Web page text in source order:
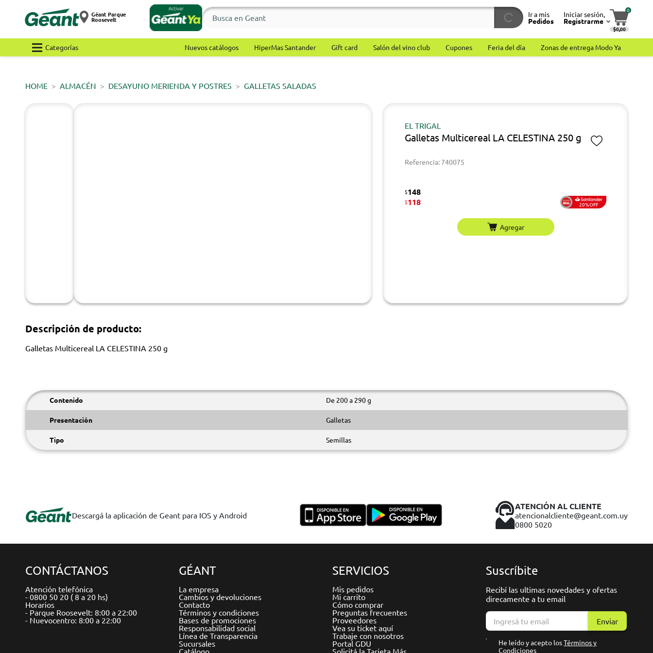
Géant Parque
Roosevelt
Ir a mis
Pedidos
Iniciar sesión,
Registrarme
0
$0,00
Categorías Nuevos catálogos HiperMas Santander Gift card Salón del vino club Cupones Feria del día Zonas de entrega Modo Ya
HOME ALMACÉN DESAYUNO MERIENDA Y POSTRES GALLETAS SALADAS
EL TRIGAL
Galletas Multicereal LA CELESTINA 250 g
Referencia: 740075
$148
$118 20%OFF
Agregar
Descripción de producto:
Galletas Multicereal LA CELESTINA 250 g
Contenido De 200 a 290 g
Presentación Galletas
Tipo Semillas
Descargá la aplicación de Geant para IOS y Android
ATENCIÓN AL CLIENTE
atencionalcliente@geant.com.uy
0800 5020
CONTÁCTANOS
Atención telefónica
- 0800 50 20 ( 8 a 20 hs)
Horarios
- Parque Roosevelt: 8:00 a 22:00
- Nuevocentro: 8:00 a 22:00
GÉANT
La empresa
Cambios y devoluciones
Contacto
Términos y condiciones
Bases de promociones
Responsabilidad social
Línea de Transparencia
Sucursales
Catálogo
SERVICIOS
Mis pedidos
Mi carrito
Cómo comprar
Preguntas frecuentes
Proveedores
Vea su ticket aquí
Trabaje con nosotros
Portal GDU
Solicitá la Tarjeta Más
Suscríbite
Recibí las ultimas novedades y ofertas
direcamente a tu email
Enviar
He leído y acepto losTérminos y
Condiciones